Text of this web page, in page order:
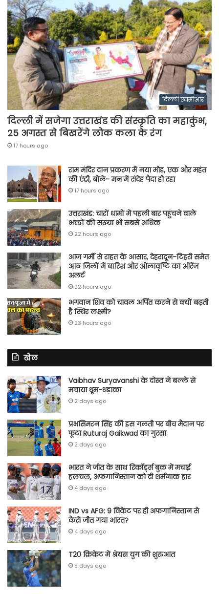
दिल्ली एनसीआर
दिल्ली में सजेगा उत्तराखंड की संस्कृति का महाकुंभ,
25 अगस्त से बिखरेंगे लोक कला के रंग
17 hours ago
राम मंदिर दान प्रकरण में नया मोड़, एक और महंत
की एंट्री, बोले- मन में संदेह पैदा हो रहा
17 hours ago
उत्तराखंड: चारों धामों में पहली बार पहुंचने वाले
भक्तों की संख्या भी सबसे अधिक
22 hours ago
आज गर्मी से राहत के आसार, देहरादून-टिहरी समेत
आठ जिलों में बारिश और ओलावृष्टि का ऑरेंज
अलर्ट
22 hours ago
भगवान शिव को चावल अर्पित करने से क्यों बढ़ती
है स्थिर लक्ष्मी?
23 hours ago
खेल
Vaibhav Suryavanshi के दोस्त ने बल्ले से
मचाया धूम-धड़ाका
2 days ago
प्रभसिमरन सिंह की इस गलती पर बीच मैदान पर
फूटा Ruturaj Gaikwad का गुस्सा
2 days ago
भारत ने जीत के साथ रिकॉर्ड्स बुक में मचाई
हलचल, अफगानिस्तान को दी शर्मनाक हार
4 days ago
IND vs AFG: 9 विकेट पर ही अफगानिस्तान से
कैसे जीत गया भारत?
4 days ago
T20 क्रिकेट में श्रेयस युग की शुरुआत
5 days ago